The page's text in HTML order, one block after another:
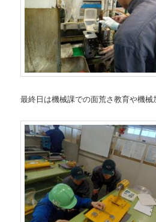
最終日は機械課での面荒さ教育や機械